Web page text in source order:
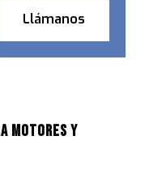
Llámanos
MOTORES Y